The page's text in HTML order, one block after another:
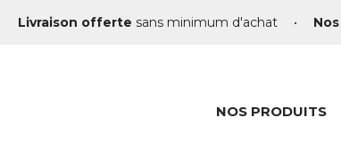
Livraison offerte sans minimum d'achat •
NOS PRODUITS